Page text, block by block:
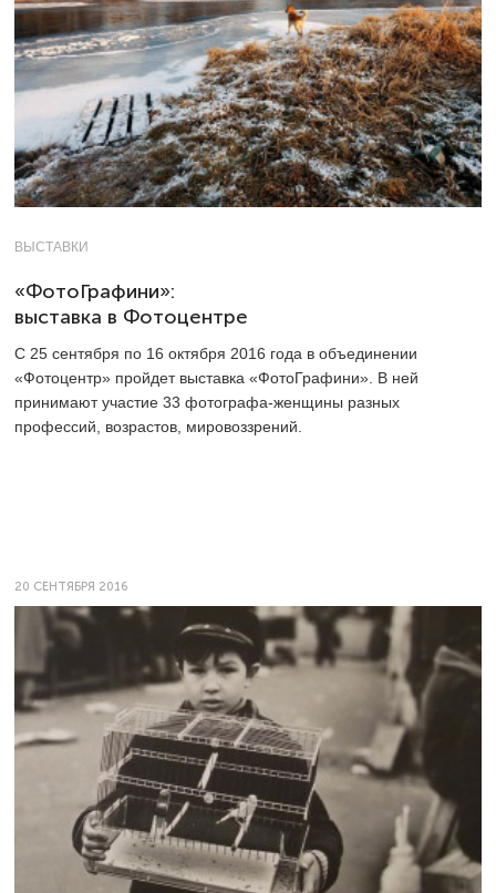
ВЫСТАВКИ
«ФотоГрафини»:
выставка в Фотоцентре
С 25 сентября по 16 октября 2016 года в объединении
«Фотоцентр» пройдет выставка «ФотоГрафини». В ней
принимают участие 33 фотографа-женщины разных
профессий, возрастов, мировоззрений.
20 СЕНТЯБРЯ 2016